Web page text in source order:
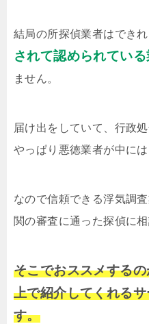
結局の所探偵業者はできれ
されて認められてい
ません。
届け出をしていて、行政
やっぱり悪徳業者が中には
なので信頼できる浮気調
関の審査に通った探偵に
そこでおススメする
上で紹介してくれる
す。